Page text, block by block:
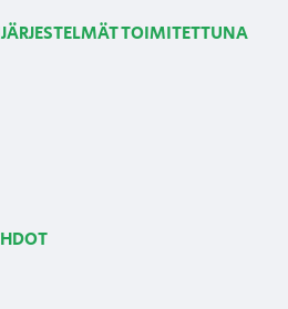
TOIMITETTUNA